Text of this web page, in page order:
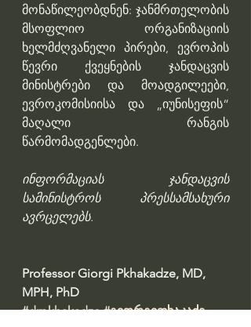
მონაწილეობდნენ: ჯანმრთელობის
მსოფლიო ორგანიზაციის
ხელმძღვანელი პირები, ევროპის
წევრი ქვეყნების ჯანდაცვის
მინისტრები და მოადგილეები,
ევროკომისიისა და „იუნისეფის“
მაღალი რანგის
წარმომადგენლები.
ინფორმაციას ჯანდაცვის
სამინისტროს პრესსამსახური
ავრცელებს.
Professor Giorgi Pkhakadze, MD,
MPH, PhD
#drpkhakadze #გიორგიფხაკაძე